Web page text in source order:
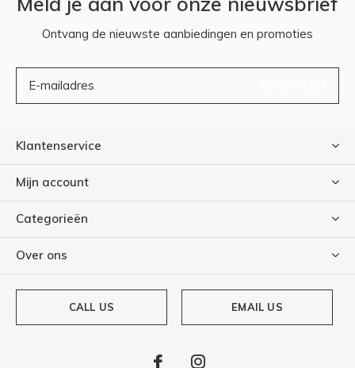
Ontvang de nieuwste aanbiedingen en promoties
Klantenservice
Mijn account
Categorieën
Over ons
CALL US EMAIL US